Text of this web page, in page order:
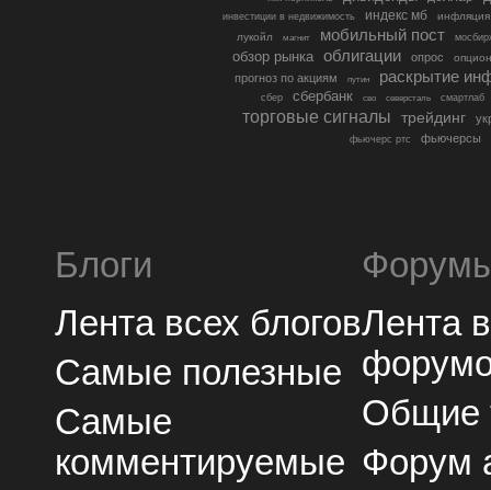
инвестиции в недвижимость индекс мб
инфляция
лукойл
магнит мобильный пост
обзор рынка облигации опрос
прогноз по акциям путин раскрытие
сбер сбербанк сво северсталь смартлаб
торговые сигналы трейдинг
фьючерс ртс фьючерсы
Блоги
Лента всех блогов
Самые полезные
Самые
комментируемые
Лента
Общие
Форум